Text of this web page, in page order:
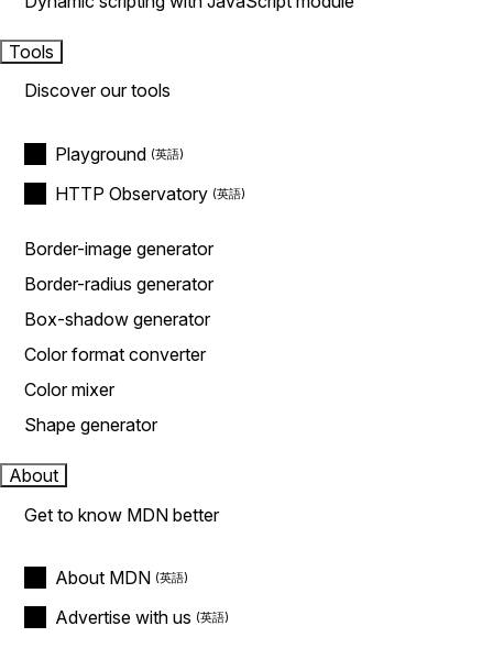
Tools
Discover our tools
Playground
HTTP Observatory
Border-image generator
Border-radius generator
Box-shadow generator
Color format converter
Color mixer
Shape generator
About
Get to know MDN better
About MDN
Advertise with us